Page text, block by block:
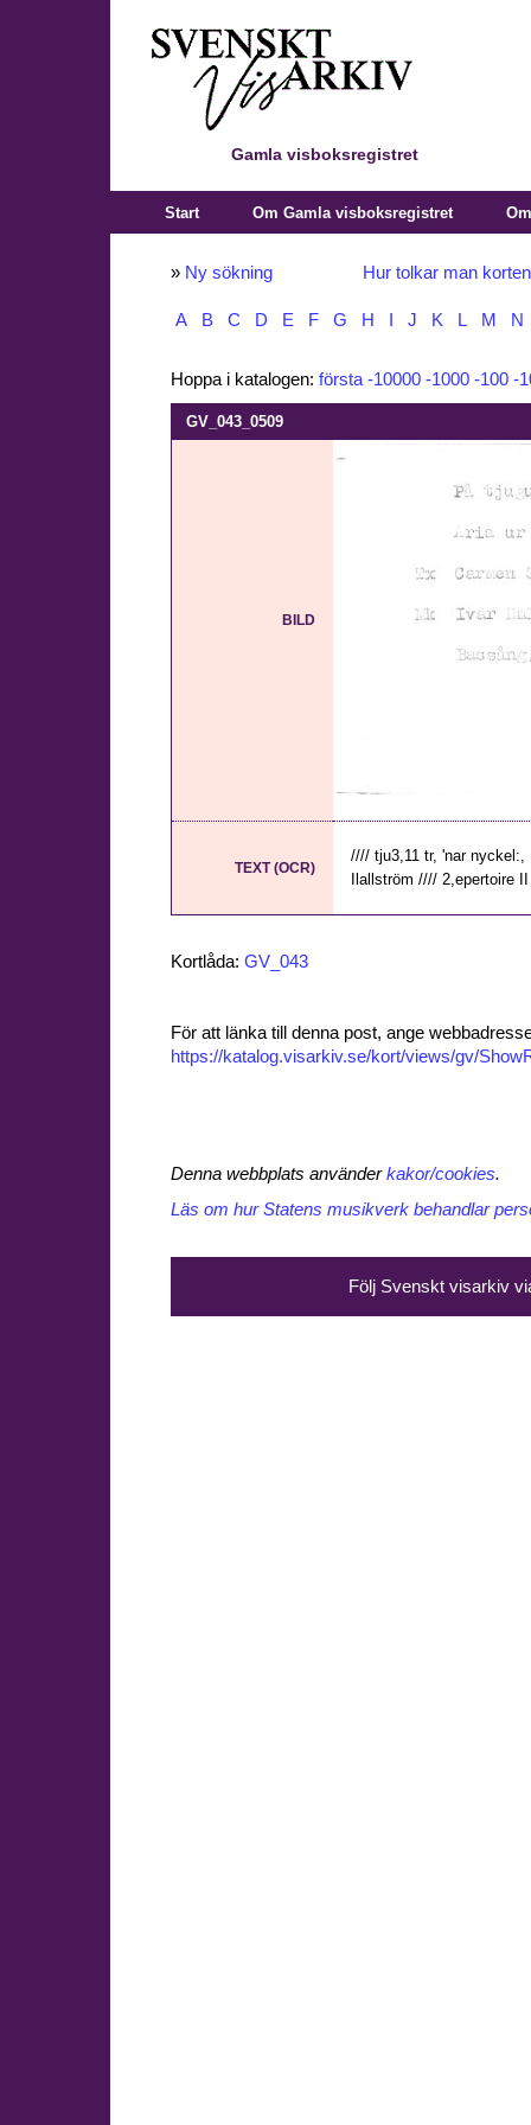
Gamla visboksregistret
Start Om Gamla visboksregistret
» Ny sökning Hur tolkar man
A B C D E F G H J K L M N
Hoppa i katalogen: första -10000 -1000 -100 -
GV_043_0509
BILD
TEXT (OCR)
//// tju3,11 tr, 'nar
Ilallström //// 2,epertoire
Kortlåda: GV_043
För att länka till denna post, ange
https://katalog.visarkiv.se/kort/views/gv/
Denna webbplats använderkakor/cookies.
Läs om hur Statens musikverk behandlar
Följ Svenskt visarkiv